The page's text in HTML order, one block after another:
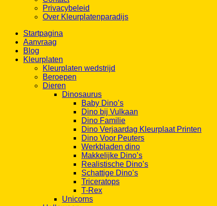
Privacybeleid
Over Kleurplatenparadijs
Startpagina
Aanvraag
Blog
Kleurplaten
Kleurplaten wedstrijd
Beroepen
Dieren
Dinosaurus
Baby Dino’s
Dino bij Vulkaan
Dino Familie
Dino Verjaardag Kleurplaat Printen
Dino Voor Peuters
Werkbladen dino
Makkelijke Dino’s
Realistische Dino’s
Schattige Dino’s
Triceratops
T-Rex
Unicorns